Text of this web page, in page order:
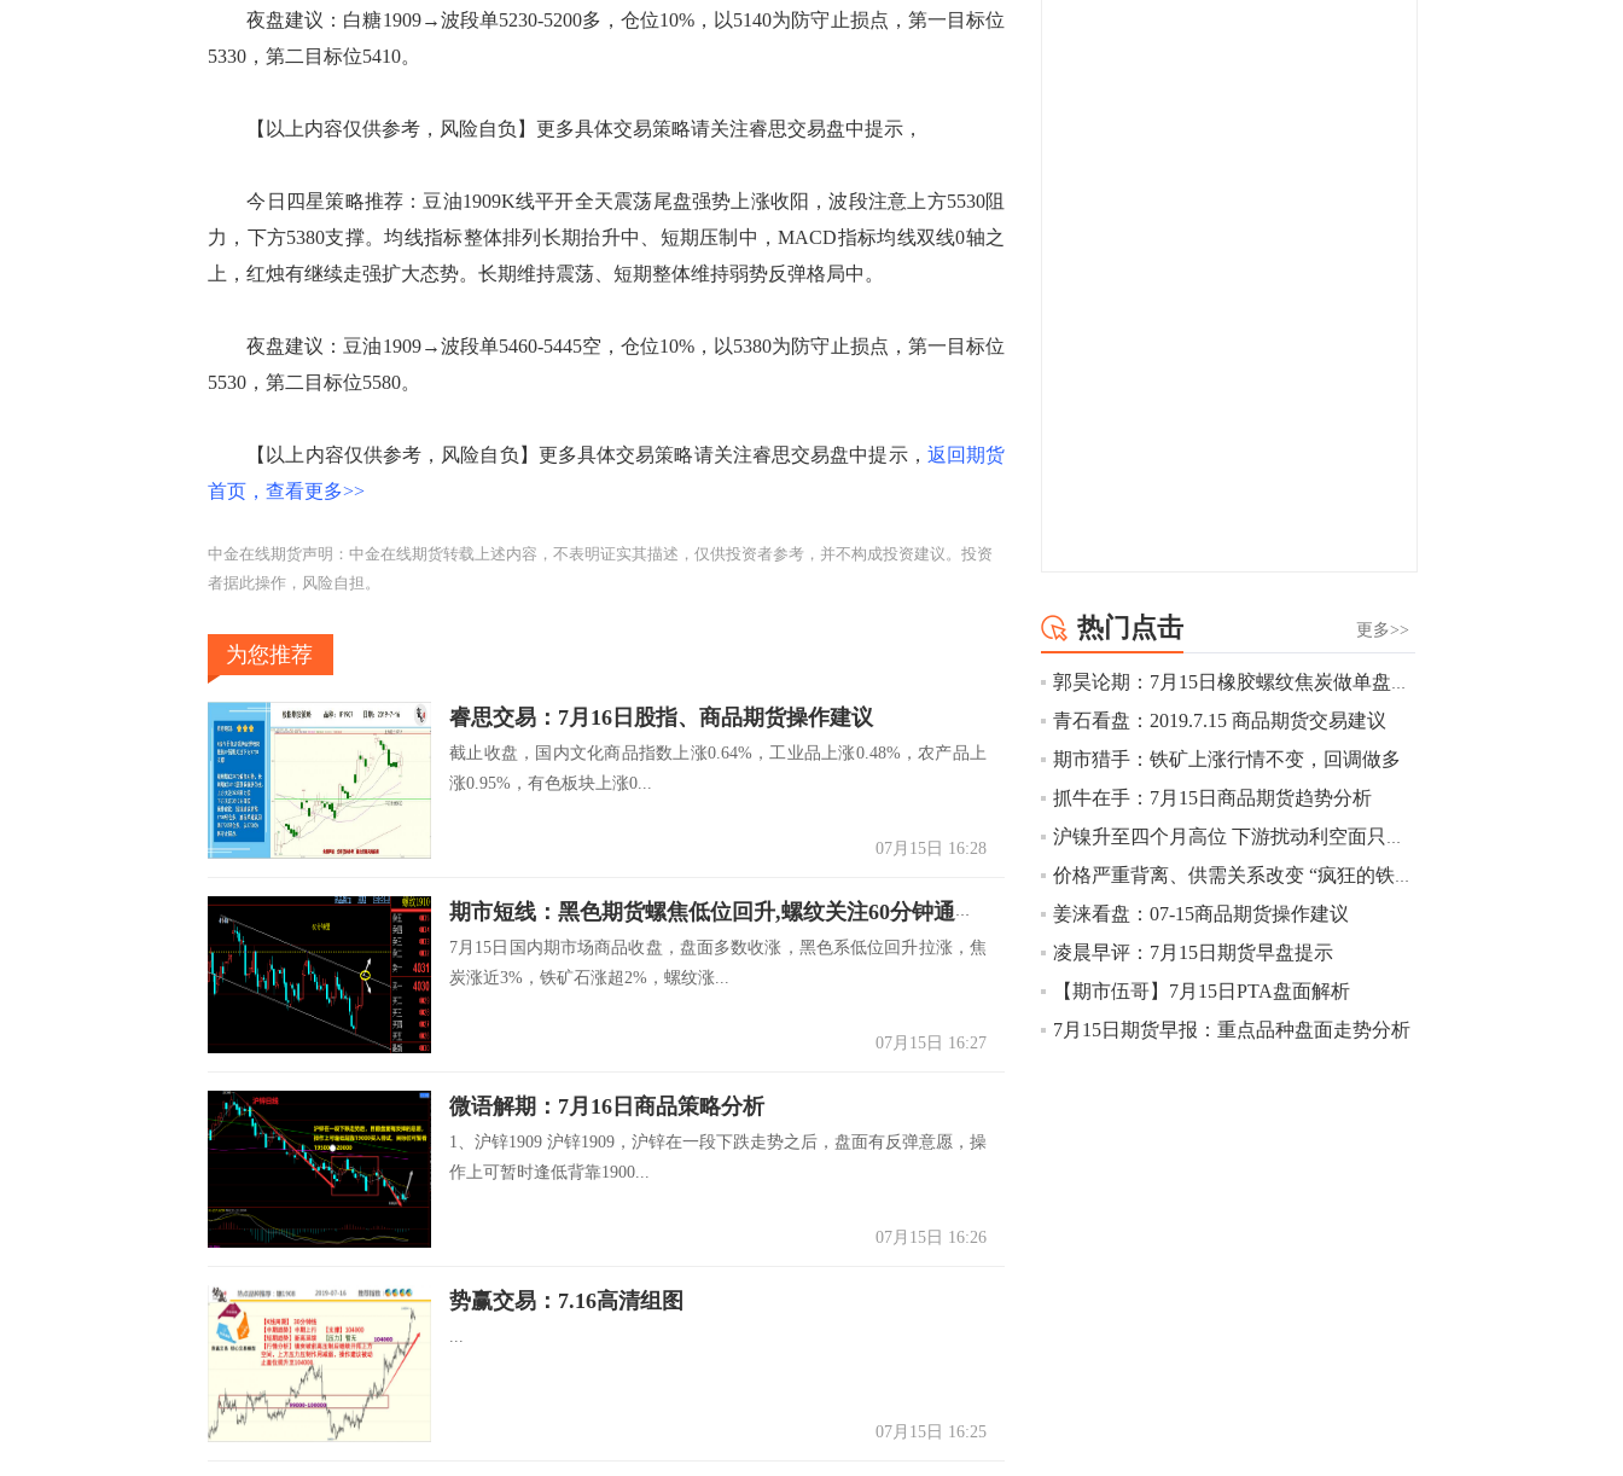
夜盘建议：白糖1909→波段单5230-5200多，仓位10%，以5140为防守止损点，第一目标位
5330，第二目标位5410。
【以上内容仅供参考，风险自负】更多具体交易策略请关注睿思交易盘中提示，
今日四星策略推荐：豆油1909K线平开全天震荡尾盘强势上涨收阳，波段注意上方5530阻
力，下方5380支撑。均线指标整体排列长期抬升中、短期压制中，MACD指标均线双线0轴之
上，红烛有继续走强扩大态势。长期维持震荡、短期整体维持弱势反弹格局中。
夜盘建议：豆油1909→波段单5460-5445空，仓位10%，以5380为防守止损点，第一目标位
5530，第二目标位5580。
【以上内容仅供参考，风险自负】更多具体交易策略请关注睿思交易盘中提示， 返回期货
首页，查看更多>>
中金在线期货声明：中金在线期货转载上述内容，不表明证实其描述，仅供投资者参考，并不构成投资建议。投资
者据此操作，风险自担。
为您推荐
睿思交易：7月16日股指、商品期货操作建议
截止收盘，国内文化商品指数上涨0.64%，工业品上涨0.48%，农产品上
涨0.95%，有色板块上涨0...
07月15日 16:28
期市短线：黑色期货螺焦低位回升,螺纹关注60分钟通道阻力
7月15日国内期市场商品收盘，盘面多数收涨，黑色系低位回升拉涨，焦
炭涨近3%，铁矿石涨超2%，螺纹涨...
07月15日 16:27
微语解期：7月16日商品策略分析
1、沪锌1909 沪锌1909，沪锌在一段下跌走势之后，盘面有反弹意愿，操
作上可暂时逢低背靠1900...
07月15日 16:26
势赢交易：7.16高清组图
...
07月15日 16:25
幅扩大至4.4%。
10:43
【行情】芝加哥11月大豆期货跌0.4%，12
月玉米期货跌1%。
10:43
【行情】油脂油料期货表现抢眼，豆二期
2.5%，棕榈油涨近2%，菜粕涨1.54%。
10:17
【研报精选】国内期货机构对8月5日的原
油期货走势预测
更多>>
热门点击
郭昊论期：7月15日橡胶螺纹焦炭做单盘前观点
青石看盘：2019.7.15 商品期货交易建议
期市猎手：铁矿上涨行情不变，回调做多
抓牛在手：7月15日商品期货趋势分析
沪镍升至四个月高位 下游扰动利空面只会迟到不会缺席！
价格严重背离、供需关系改变 “疯狂的铁矿石”难持续
姜涞看盘：07-15商品期货操作建议
凌晨早评：7月15日期货早盘提示
【期市伍哥】7月15日PTA盘面解析
7月15日期货早报：重点品种盘面走势分析